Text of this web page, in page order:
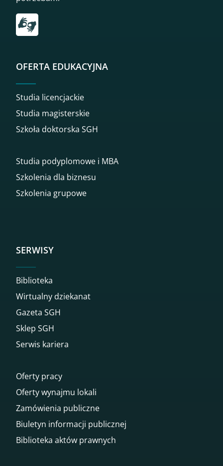
Przekierowanie do tłumacza on-line języka migowego
OFERTA EDUKACYJNA
Studia licencjackie
Studia magisterskie
Szkoła doktorska SGH
Studia podyplomowe i MBA
Szkolenia dla biznesu
Szkolenia grupowe
SERWISY
Biblioteka
Wirtualny dziekanat
Gazeta SGH
Sklep SGH
Serwis kariera
Oferty pracy
Oferty wynajmu lokali
Zamówienia publiczne
Biuletyn informacji publicznej
Biblioteka aktów prawnych